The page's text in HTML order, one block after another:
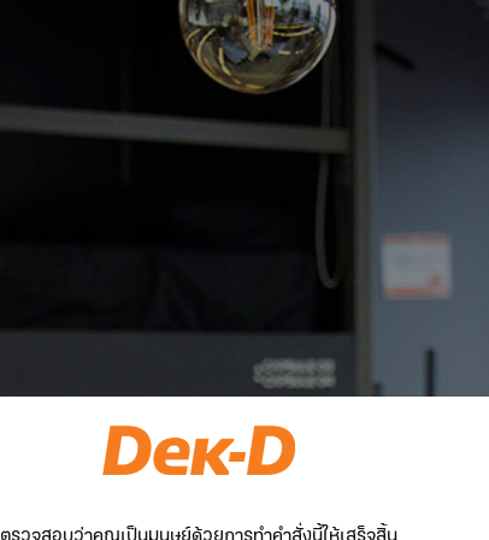
ตรวจสอบว่าคุณเป็นมนุษย์ด้วยการทำคำสั่งนี้ให้เสร็จสิ้น